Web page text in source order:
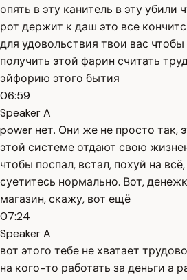
опять в эту канитель в эту убили
рот держит к даш это все
для удовольствия твои вас
получить этой фарин считать
эйфорию этого бытия
06:59
Speaker A
power нет. Они же не просто так,
этой системе отдают свою
чтобы поспал, встал, похуй на
суетитесь нормально. Вот,
магазин, скажу, вот ещё
07:24
Speaker A
вот этого тебе не хватает
на кого-то работать за деньги а